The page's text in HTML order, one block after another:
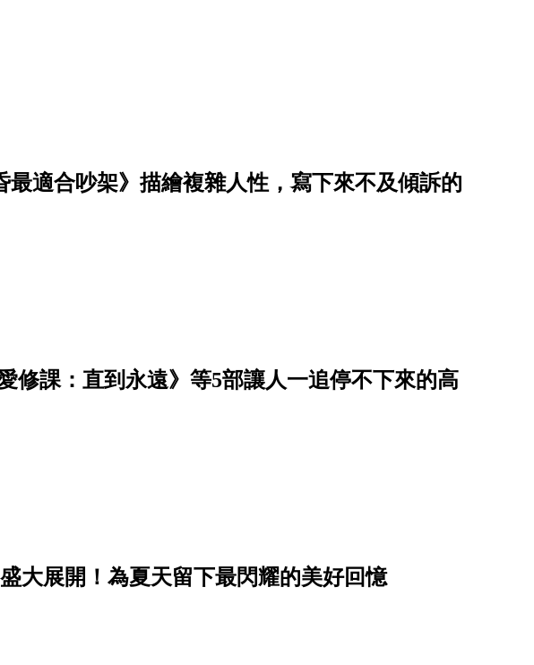
最適合吵架》描繪複雜人性，寫下來不及傾訴的
修課：直到永遠》等5部讓人一追停不下來的高
大展開！為夏天留下最閃耀的美好回憶